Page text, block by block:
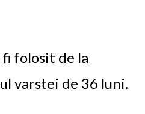
folosit de la
varstei de 36 luni.